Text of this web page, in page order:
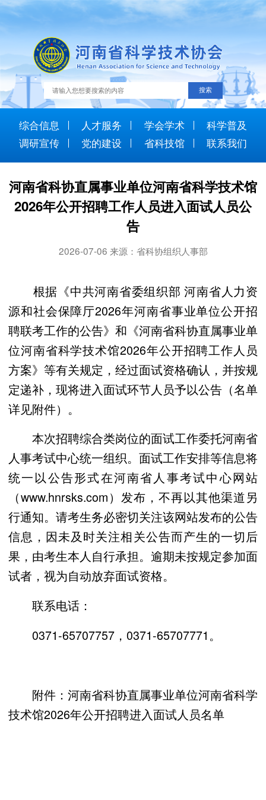
综合信息 人才服务 学会学术
科学普及
调研宣传
党的建设 省科技馆 联系我们
河南省科协直属事业单位河南省科学技术馆
2026年公开招聘工作人员进入面试人员公
告
2026-07-06 来源：省科协组织人事部
根据《中共河南省委组织部 河南省人力资
源和社会保障厅2026年河南省事业单位公开招
聘联考工作的公告》和《河南省科协直属事业单
位河南省科学技术馆2026年公开招聘工作人员
方案》等有关规定，经过面试资格确认，并按规
定递补，现将进入面试环节人员予以公告（名单
详见附件）。
本次招聘综合类岗位的面试工作委托河南省
人事考试中心统一组织。面试工作安排等信息将
统一以公告形式在河南省人事考试中心网站
（www.hnrsks.com）发布，不再以其他渠道另
行通知。请考生务必密切关注该网站发布的公告
信息，因未及时关注相关公告而产生的一切后
果，由考生本人自行承担。逾期未按规定参加面
试者，视为自动放弃面试资格。
联系电话：
0371-65707757，0371-65707771。
附件：河南省科协直属事业单位河南省科学
技术馆2026年公开招聘进入面试人员名单